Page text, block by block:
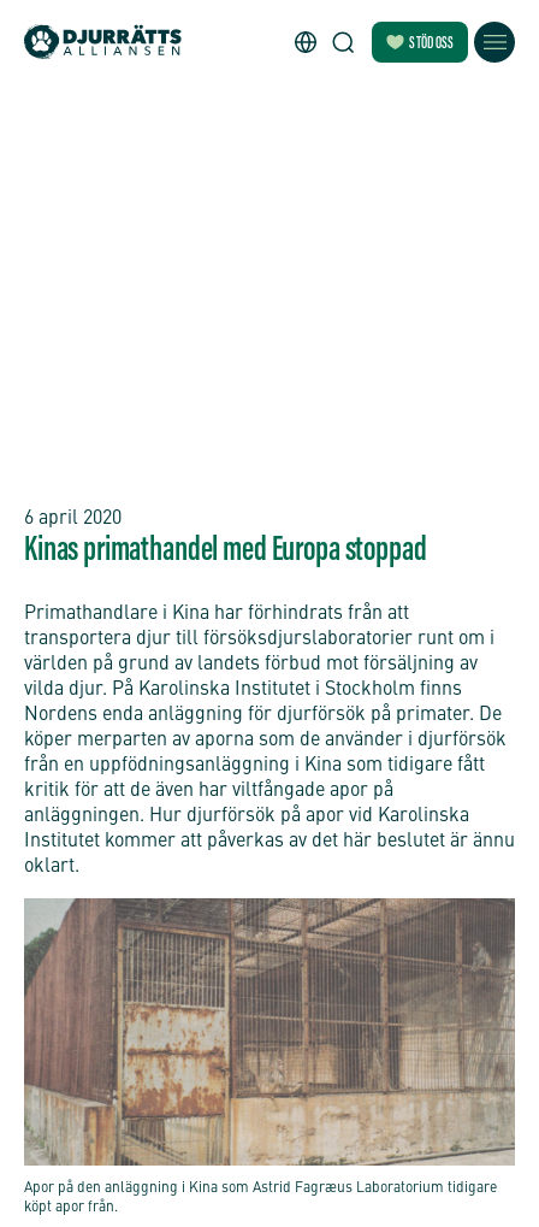
STÖD OSS
6 april 2020
Kinas primathandel med Europa stoppad
Primathandlare i Kina har förhindrats från att
transportera djur till försöksdjurslaboratorier runt om i
världen på grund av landets förbud mot försäljning av
vilda djur. På Karolinska Institutet i Stockholm finns
Nordens enda anläggning för djurförsök på primater. De
köper merparten av aporna som de använder i djurförsök
från en uppfödningsanläggning i Kina som tidigare fått
kritik för att de även har viltfångade apor på
anläggningen. Hur djurförsök på apor vid Karolinska
Institutet kommer att påverkas av det här beslutet är ännu
oklart.
Apor på den anläggning i Kina som Astrid Fagræus Laboratorium tidigare
köpt apor från.